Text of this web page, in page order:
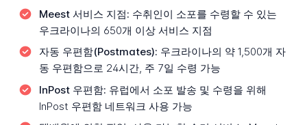
Meest 서비스 지점: 수취인이 소포를 수령할 수 있는
우크라이나의 650개 이상 서비스 지점
자동 우편함(Postmates): 우크라이나의 약 1,500개 자
동 우편함으로 24시간, 주 7일 수령 가능
InPost 우편함: 유럽에서 소포 발송 및 수령을 위해
InPost 우편함 네트워크 사용 가능